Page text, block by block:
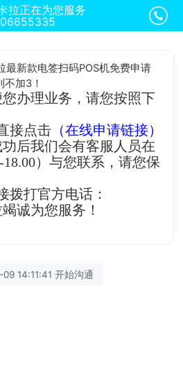
拉正在为您服务
最新款电签扫码POS机免费申请
加3！
办理业务，请您按照下
接点击 （在线申请链接）
后我们会有客服人员在
）与您联系，请您保
拨打官方电话：
诚为您服务！
14:11:41 开始沟通